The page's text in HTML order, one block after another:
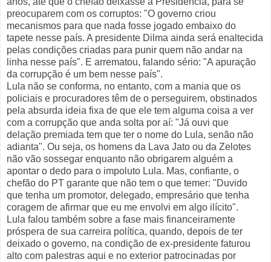
preocuparem com os corruptos: "O governo criou
mecanismos para que nada fosse jogado embaixo do
tapete nesse país. A presidente Dilma ainda será enaltecida
pelas condições criadas para punir quem não andar na
linha nesse país". E arrematou, falando sério: "A apuração
da corrupção é um bem nesse país".
Lula não se conforma, no entanto, com a mania que os
policiais e procuradores têm de o perseguirem, obstinados
pela absurda ideia fixa de que ele tem alguma coisa a ver
com a corrupção que anda solta por aí: "Já ouvi que
delação premiada tem que ter o nome do Lula, senão não
adianta". Ou seja, os homens da Lava Jato ou da Zelotes
não vão sossegar enquanto não obrigarem alguém a
apontar o dedo para o impoluto Lula. Mas, confiante, o
chefão do PT garante que não tem o que temer: "Duvido
que tenha um promotor, delegado, empresário que tenha
coragem de afirmar que eu me envolvi em algo ilícito".
Lula falou também sobre a fase mais financeiramente
próspera de sua carreira política, quando, depois de ter
deixado o governo, na condição de ex-presidente faturou
alto com palestras aqui e no exterior patrocinadas por